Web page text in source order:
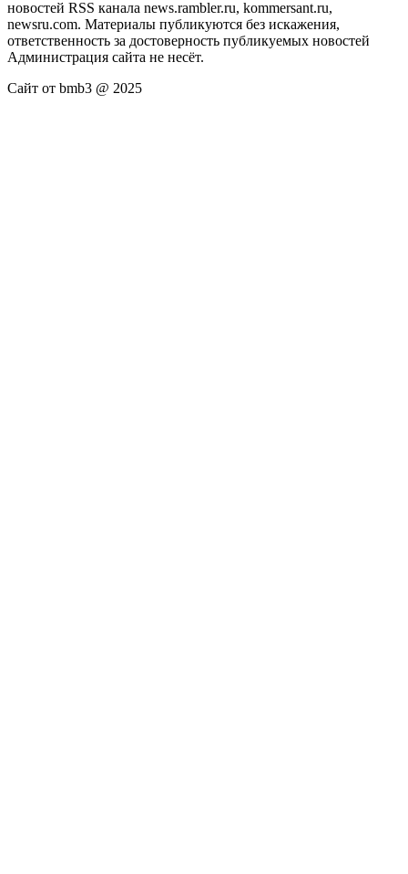
новостей RSS канала news.rambler.ru, kommersant.ru,
newsru.com. Материалы публикуются без искажения,
ответственность за достоверность публикуемых новостей
Администрация сайта не несёт.
Сайт от bmb3 @ 2025